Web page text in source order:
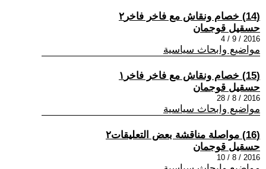
(14) خصام ونقاش مع فاخر فاخر٢
حسقيل قوجمان
2016 / 9 / 4
مواضيع وابحاث سياسية
(15) خصام ونقاش مع فاخر فاخر١
حسقيل قوجمان
2016 / 8 / 28
مواضيع وابحاث سياسية
(16) مواصلة مناقشة بعض التعليقات٢
حسقيل قوجمان
2016 / 8 / 10